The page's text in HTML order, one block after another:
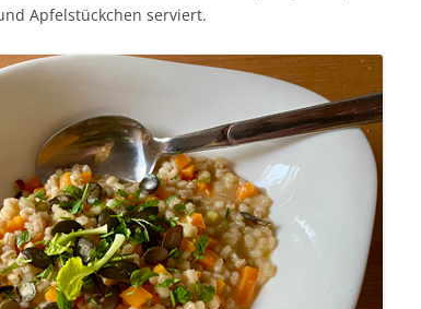
Apfelstückchen serviert.